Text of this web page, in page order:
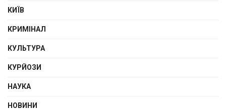
КИЇВ
КРИМІНАЛ
КУЛЬТУРА
КУРЙОЗИ
НАУКА
НОВИНИ